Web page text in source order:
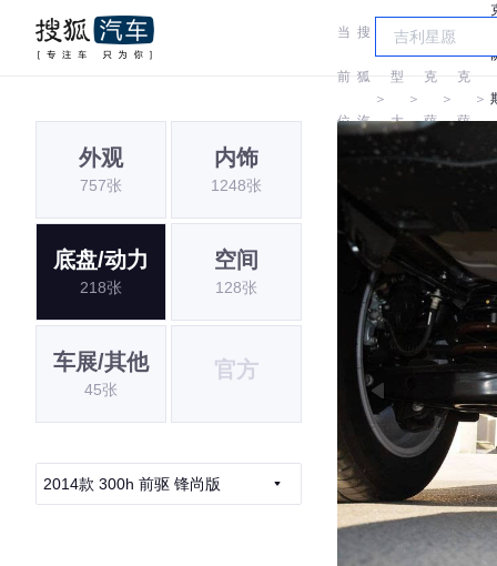
当
前
位
搜
狐
汽
＞
车
型
大
＞
雷
克
萨
斯
＞
克
萨
斯
＞
外观
757张
内饰
1248张
底盘/动力
218张
空间
128张
车展/其他
45张
官方
2014款 300h 前驱 锋尚版